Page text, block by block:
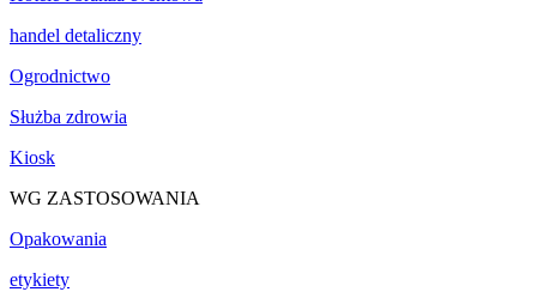
handel detaliczny
Ogrodnictwo
Służba zdrowia
Kiosk
WG ZASTOSOWANIA
Opakowania
etykiety